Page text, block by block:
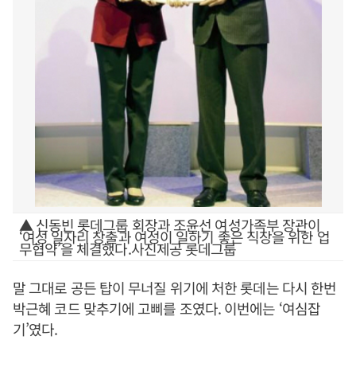
▲ 신동빈 롯데그룹 회장과 조윤선 여성가족부 장관이
‘여성 일자리 창출과 여성이 일하기 좋은 직장을 위한 업
무협약’을 체결했다.사진제공 롯데그룹
말 그대로 공든 탑이 무너질 위기에 처한 롯데는 다시 한번
박근혜 코드 맞추기에 고삐를 조였다. 이번에는 ‘여심잡
기’였다.